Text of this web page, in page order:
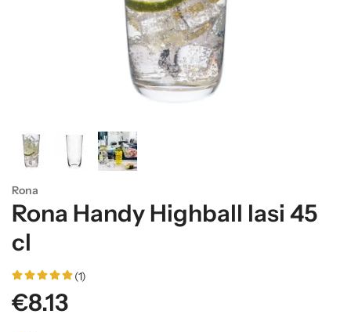
Rona
Rona Handy Highball lasi 45
cl
(1)
€8.13